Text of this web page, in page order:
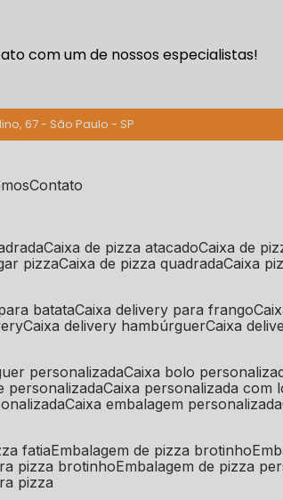
com um de nossos especialistas!
67 - São Paulo - SP
Contato
caixa de pizza atacado caixa de
pizza caixa de pizza quadrada caixa
batata caixa delivery para frango
caixa delivery hambúrguer caixa
personalizada caixa bolo
personalizada caixa personalizada com
caixa embalagem personalizada
fatia embalagem de pizza brotinho
pizza brotinho
embalagem de pizza
pizza